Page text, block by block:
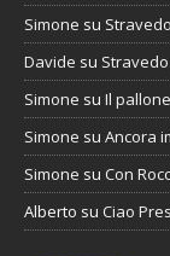
Simone su
Davide su
Simone su Il
Simone su Ancora
Simone su Con
Alberto su Ciao